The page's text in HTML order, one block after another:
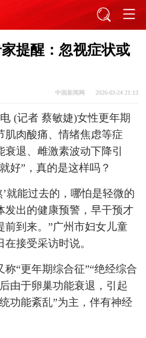
提醒：忽视症状或
中国新闻网 2026-03-24 21:13
(记者 蔡敏婕)女性更年期
肌肉酸痛、情绪焦虑等症
退、雌激素波动下降引
好”，真的是这样吗？
就能过去的，哪怕是轻微的
发出的健康预警，早干预才
前到来。”广州市妇女儿童
接受采访时说。
称“更年期综合征”“绝经综合
由于卵巢功能衰退，引起
功能紊乱”为主，伴有神经